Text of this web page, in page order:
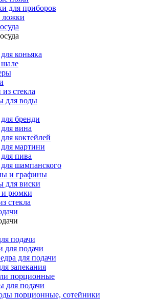
для приборов
ложки
коньяка
стекла
для воды
бренди
вина
коктейлей
мартини
пива
шампанского
и графины
для виски
и рюмки
стекла
подачи
для подачи
для подачи
запекания
порционные
для подачи
порционные, сотейники